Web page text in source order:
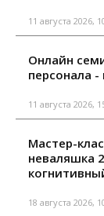
11 августа 2026,
Онлайн
персонала
11 августа 2026,
Мастер-
неваляшка
18 августа 2026,